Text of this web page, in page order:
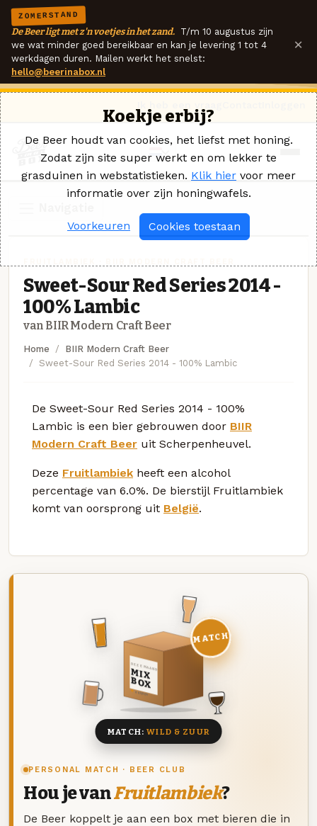
ZOMERSTAND
De Beer ligt met z'n voetjes in het zand. T/m 10 augustus zijn
we wat minder goed bereikbaar en kan je levering 1 tot 4
werkdagen duren. Mailen werkt het snelst:
hello@beerinabox.nl
×
Sweet-Sour Red Series 2014 -
100% Lambic
van BIIR Modern Craft Beer
Home
BIIR Modern Craft Beer
Sweet-Sour Red Series 2014 - 100% Lambic
De Sweet-Sour Red Series 2014 - 100%
Lambic is een bier gebrouwen door BIIR
Modern Craft Beer uit Scherpenheuvel.
Deze Fruitlambiek heeft een alcohol
percentage van 6.0%. De bierstijl Fruitlambiek
komt van oorsprong uit België.
PERSONAL MATCH · BEER CLUB
Hou je vanFruitlambiek?
De Beer koppelt je aan een box met bieren die in
DEZE MAAND
MIX
BOX
8 BIEREN
MATCH
MATCH:WILD & ZUUR
Koekje erbij?
De Beer houdt van cookies, het liefst met honing.
Zodat zijn site super werkt en om lekker te
grasduinen in webstatistieken. Klik hier voor meer
informatie over zijn honingwafels.
Voorkeuren Cookies toestaan